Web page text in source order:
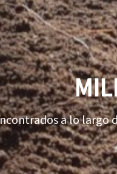
a lo largo